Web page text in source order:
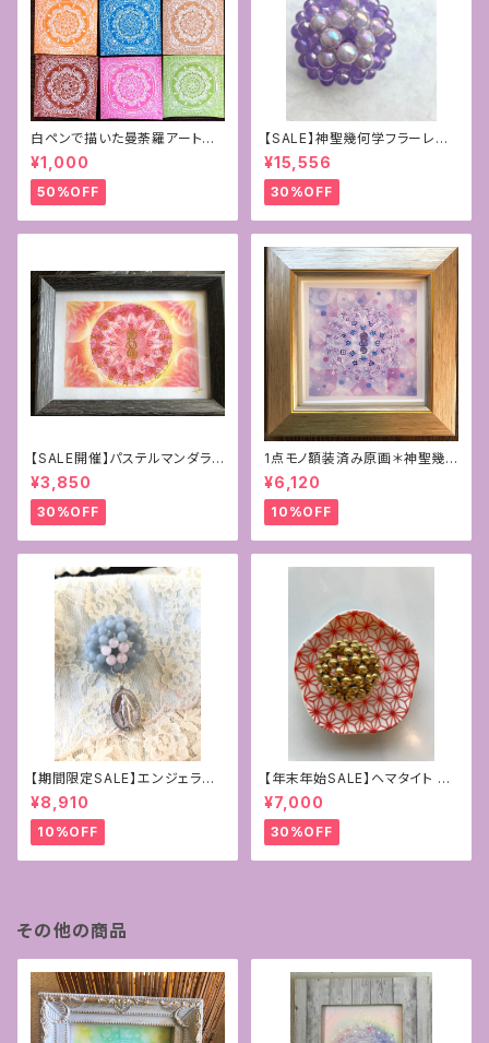
白ペンで描いた曼荼羅アート原
画
¥1,000
50%OFF
【SALE】神聖幾何学フラーレン~
パープルカルセドニー×ラベンダ
ーアメジスト10mm
¥15,556
30%OFF
【SALE開催】パステルマンダラ
+フトマニ図アート〜新生〜
¥3,850
30%OFF
1点モノ額装済み原画＊神聖幾
何学フラワーオブライフ＋フトマ
ニ図アート[覚醒]
¥6,120
10%OFF
【期間限定SALE】エンジェライ
ト&ローズクォーツ4mmフラー
レン+マリア様の奇跡のメダイ
¥8,910
10%OFF
【年末年始SALE】ヘマタイト ゴ
ールドコーティング
¥7,000
30%OFF
その他の商品